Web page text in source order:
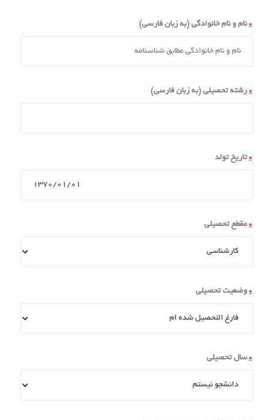
* نام و نام خانوادگی (به زبان فارسی)
* رشته تحصیلی (به زبان فارسی)
*تاریخ تولد
* مقطع تحصیلی
* وضعیت تحصیلی
* سال تحصیلی